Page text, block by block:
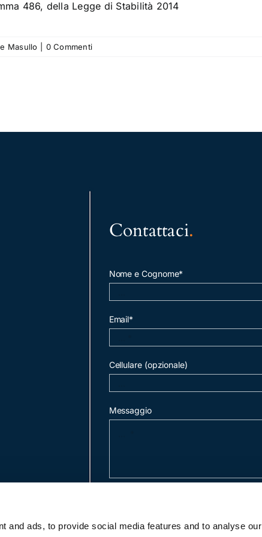
and ads, to provide social media features and to analyse our
486, della Legge di Stabilità 2014
Masullo 0 Commenti
Contattaci.
Nome e Cognome*
Email*
Cellulare (opzionale)
Messaggio